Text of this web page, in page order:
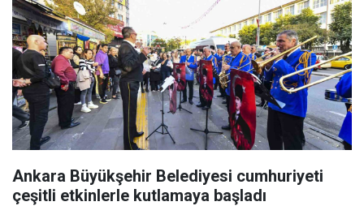
Ankara Büyükşehir Belediyesi cumhuriyeti
çeşitli etkinlerle kutlamaya başladı